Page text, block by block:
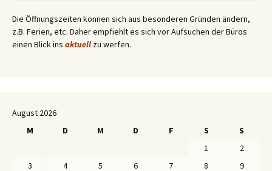
Die Öffnungszeiten können sich aus besonderen Gründen ändern,
z.B. Ferien, etc. Daher empfiehlt es sich vor Aufsuchen der Büros
einen Blick ins aktuell zu werfen.
August 2026
M
D M D F S
S
1
2
3
4 5 6 7 8
9